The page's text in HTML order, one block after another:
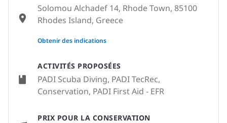
ACTIVITÉS PROPOSÉES
PADI Scuba Diving, PADI TecRec,
Conservation, PADI First Aid - EFR
PRIX POUR LA CONSERVATION
Solomou Alchadef 14, Rhode Town, 85100
Rhodes Island, Greece
None
Obtenir des indications